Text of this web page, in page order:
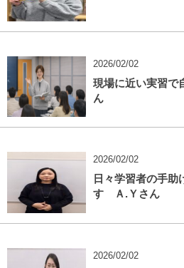
2026/02/02
現場に近い実習
ん
2026/02/02
日々学習者の手助
す Ａ.Ｙさん
2026/02/02